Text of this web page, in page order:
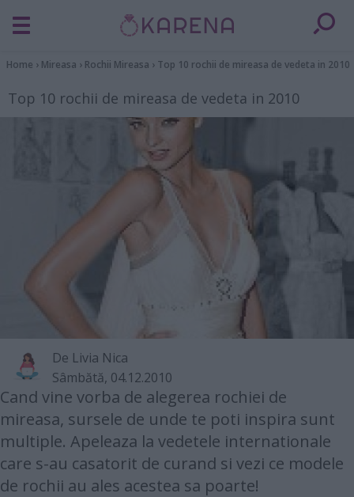
Home › Mireasa › Rochii Mireasa › Top 10 rochii de mireasa de vedeta in 2010
Top 10 rochii de mireasa de vedeta in 2010
De Livia Nica
Sâmbătă, 04.12.2010
Cand vine vorba de alegerea rochiei de
mireasa, sursele de unde te poti inspira sunt
multiple. Apeleaza la vedetele internationale
care s-au casatorit de curand si vezi ce modele
de rochii au ales acestea sa poarte!